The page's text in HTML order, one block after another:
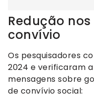
Redução
convívio
Os pesquisadores
2024 e verificaram
mensagens sobre
de convívio social: